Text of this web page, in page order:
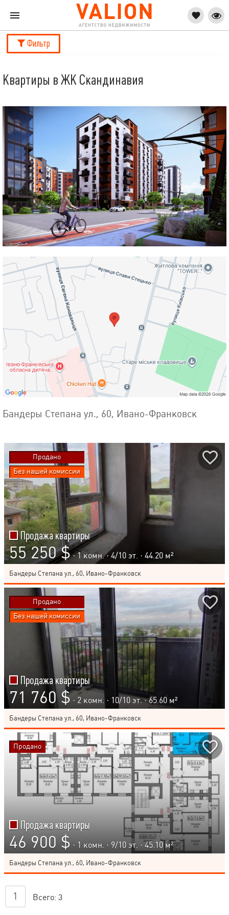
Фильтр
Квартиры в ЖК Скандинавия
Бандеры Степана ул., 60, Ивано-Франковск
Продажа квартиры
55 250 $ · 1 комн. · 4/10 эт. · 44.20 м²
Бандеры Степана ул., 60, Ивано-Франковск
Продано
Без нашей комиссии
Продажа квартиры
71 760 $ · 2 комн. · 10/10 эт. · 65.60 м²
Бандеры Степана ул., 60, Ивано-Франковск
Продано
Без нашей комиссии
Продажа квартиры
46 900 $ · 1 комн. · 9/10 эт. · 45.10 м²
Бандеры Степана ул., 60, Ивано-Франковск
Продано
1 Всего: 3